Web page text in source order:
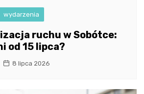
wydarzenia
ruchu w Sobótce:
od 15 lipca?
8 lipca 2026